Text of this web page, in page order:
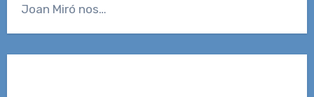
Joan Miró nos…